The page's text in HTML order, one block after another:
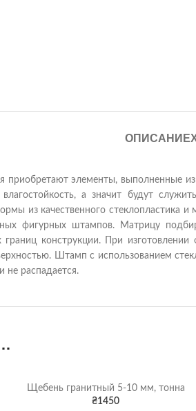
ОПИСАНИЕ
приобретают элементы, выполненные
а значит будут
из качественного
фигурных штампов. Матрицу
границ конструкции. При
Штамп с использованием
не распадается.
Щебень гранитный 5-10 мм, тонна
₴1450